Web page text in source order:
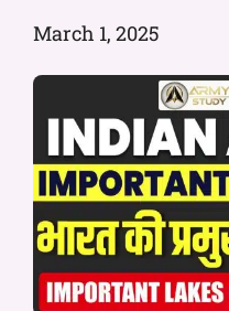
March 1, 2025